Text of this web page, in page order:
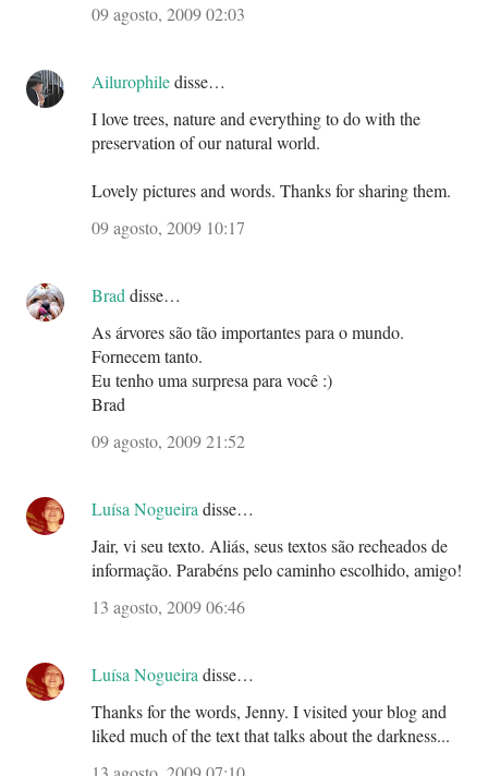
09 agosto, 2009 02:03
Ailurophiledisse…
I love trees, nature and everything to do with the
preservation of our natural world.
Lovely pictures and words. Thanks for sharing them.
09 agosto, 2009 10:17
Brad disse…
As árvores são tão importantes para o mundo.
Fornecem tanto.
Eu tenho uma surpresa para você :)
Brad
09 agosto, 2009 21:52
Luísa Nogueira disse…
Jair, vi seu texto. Aliás, seus textos são recheados de
informação. Parabéns pelo caminho escolhido, amigo!
13 agosto, 2009 06:46
Luísa Nogueira disse…
Thanks for the words, Jenny. I visited your blog and
liked much of the text that talks about the darkness...